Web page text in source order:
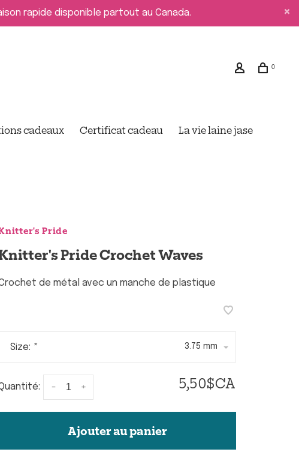
rapide disponible partout au Canada.
0
cadeaux Certificat cadeau La vie laine jase
Pride
Pride Crochet Waves
de métal avec un manche de plastique
Size: * 3.75 mm
+
- 5,50$CA
Ajouter au panier